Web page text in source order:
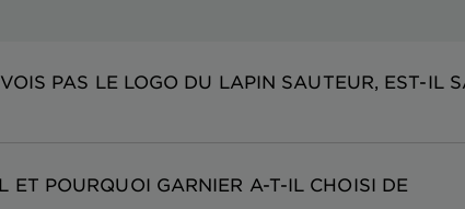
PAS LE LOGO DU LAPIN SAUTEUR, EST-IL
ET POURQUOI GARNIER A-T-IL CHOISI DE